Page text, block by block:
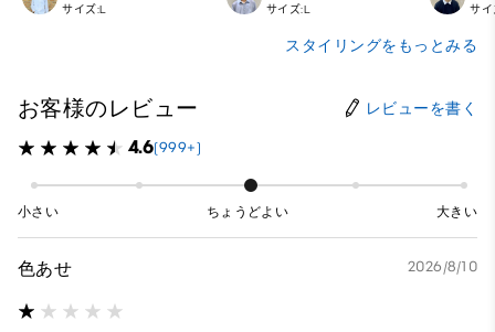
サイズ:L サイズ:L サ
スタイリングをもっとみる
お客様のレビュー レビューを書く
4.6(999+)
小さい ちょうどよい 大きい
色あせ 2026/8/10